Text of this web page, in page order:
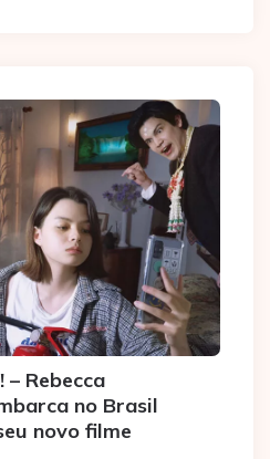
– Rebecca
no Brasil
novo filme